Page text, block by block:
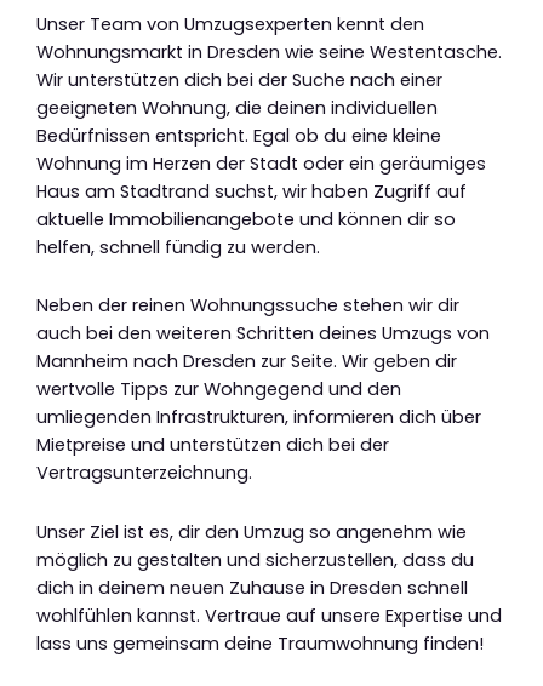
Unser Team von Umzugsexperten kennt den
Wohnungsmarkt in Dresden wie seine Westentasche.
Wir unterstützen dich bei der Suche nach einer
geeigneten Wohnung, die deinen individuellen
Bedürfnissen entspricht. Egal ob du eine kleine
Wohnung im Herzen der Stadt oder ein geräumiges
Haus am Stadtrand suchst, wir haben Zugriff auf
aktuelle Immobilienangebote und können dir so
helfen, schnell fündig zu werden.
Neben der reinen Wohnungssuche stehen wir dir
auch bei den weiteren Schritten deines Umzugs von
Mannheim nach Dresden zur Seite. Wir geben dir
wertvolle Tipps zur Wohngegend und den
umliegenden Infrastrukturen, informieren dich über
Mietpreise und unterstützen dich bei der
Vertragsunterzeichnung.
Unser Ziel ist es, dir den Umzug so angenehm wie
möglich zu gestalten und sicherzustellen, dass du
dich in deinem neuen Zuhause in Dresden schnell
wohlfühlen kannst. Vertraue auf unsere Expertise und
lass uns gemeinsam deine Traumwohnung finden!